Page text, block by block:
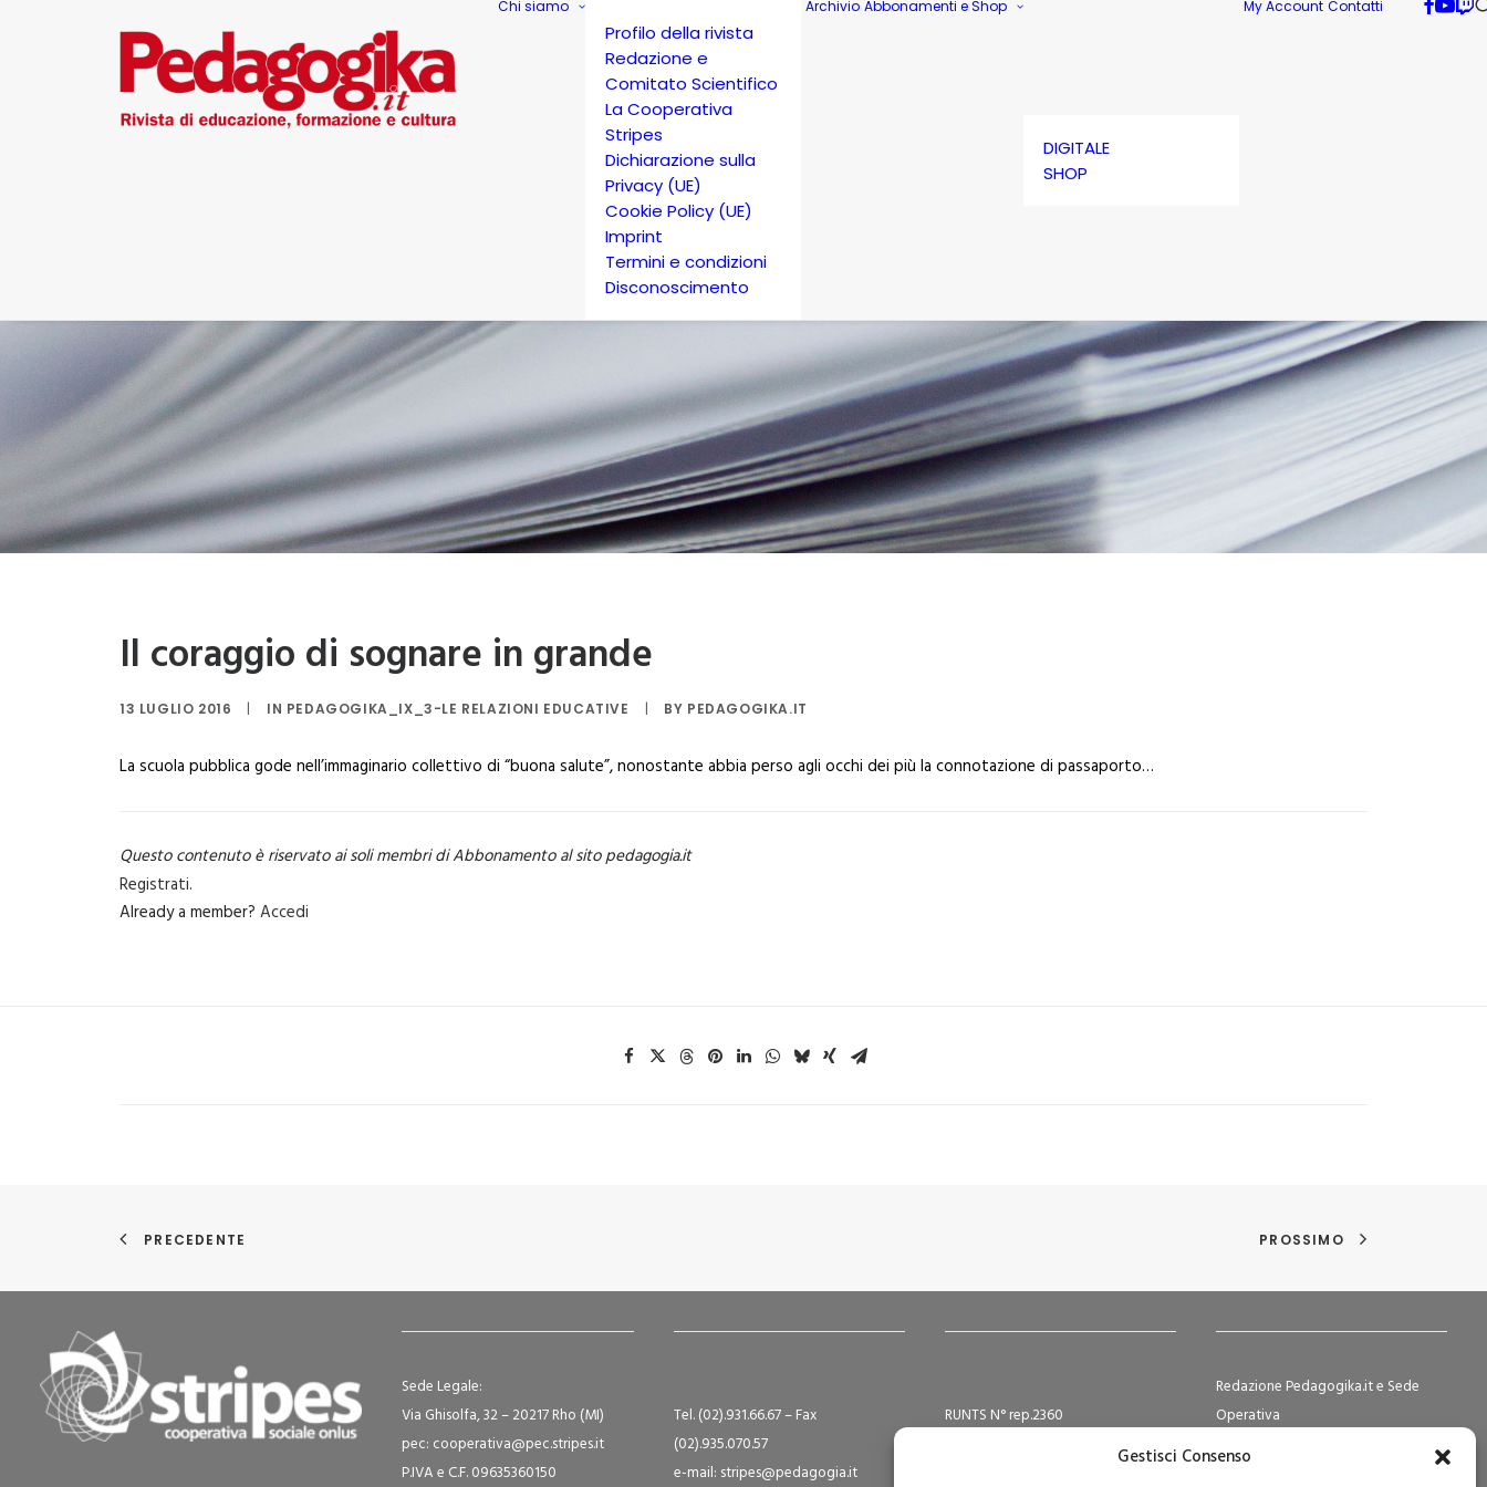
Gestisci Consenso
Chi siamo
Profilo della rivista
Redazione e
Comitato Scientifico
La Cooperativa
Stripes
Dichiarazione sulla
Privacy (UE)
Cookie Policy (UE)
Imprint
Termini e condizioni
Disconoscimento
Archivio Abbonamenti e Shop
DIGITALE
SHOP
My Account Contatti
Il coraggio di sognare in grande
13 LUGLIO 2016 | IN PEDAGOGIKA_IX_3-LE RELAZIONI EDUCATIVE | BY PEDAGOGIKA.IT
La scuola pubblica gode nell’immaginario collettivo di “buona salute”, nonostante abbia perso agli occhi dei più la connotazione di passaporto…
Questo contenuto è riservato ai soli membri di Abbonamento al sito pedagogia.it
Registrati.
Already a member? Accedi
PRECEDENTE PROSSIMO
Sede Legale:
Via Ghisolfa, 32 – 20217 Rho (MI)
pec: cooperativa@pec.stripes.it
P.IVA e C.F. 09635360150
Tel. (02).931.66.67 – Fax
(02).935.070.57
e-mail: stripes@pedagogia.it
RUNTS N° rep.2360
Albo Società Cooperative N°
Redazione Pedagogika.it e Sede
Operativa
Via San Domenico Savio, 6 – 20017